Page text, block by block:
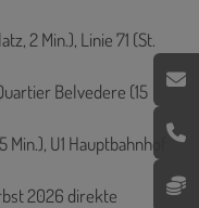
2 Min.), Linie 71 (St.
Belvedere (15
U1 Hauptbahnhof
2026 direkte